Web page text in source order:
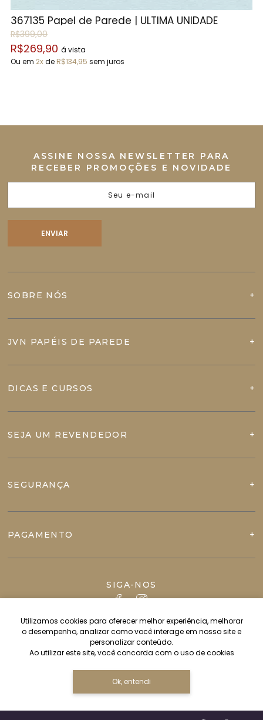
Utilizamos cookies para oferecer melhor experiência, melhorar
o desempenho, analizar como você interage em nosso site e
personalizar conteúdo.
Ao utilizar este site, você concorda com o uso de cookies
Ok, entendi
367135 Papel de Parede | ÚLTIMA UNIDADE
R$399,00
R$269,90 á vista
Ou em 2xde R$134,95 sem juros
SOBRE NÓS
JVN PAPÉIS DE PAREDE
DICAS E CURSOS
SEJA UM REVENDEDOR
SEGURANÇA
PAGAMENTO
SIGA-NOS
ASSINE NOSSA NEWSLETTER PARA
RECEBER PROMOÇÕES E NOVIDADE
Copyright JVN IMPORT & EXPORT LTDA - 82544628000112 - 2026.